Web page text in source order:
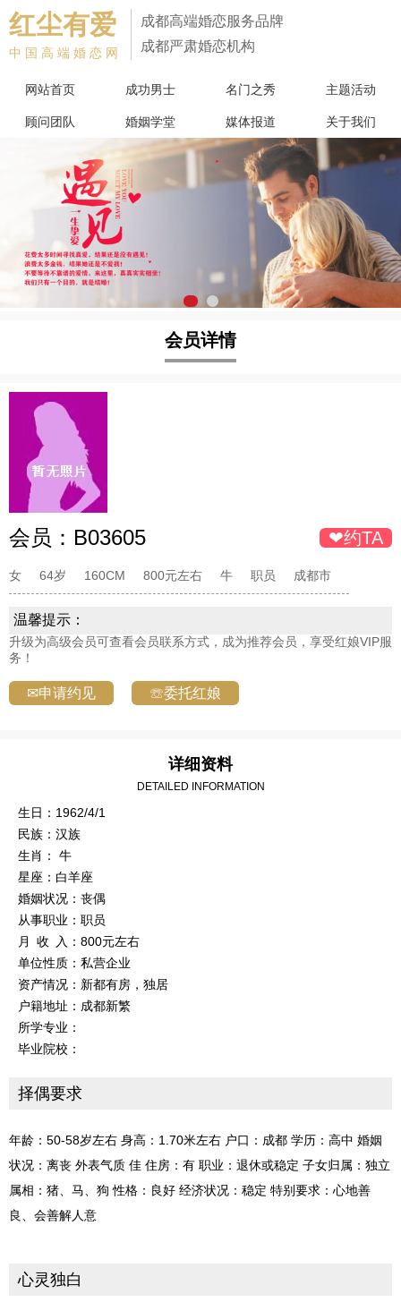
红尘有爱
中国高端婚恋网
成都高端婚恋服务品牌
成都严肃婚恋机构
网站首页 成功男士 名门之秀 主题活动
顾问团队 婚姻学堂 媒体报道 关于我们
会员详情
会员： B03605 ❤约TA
女 64岁 160CM 800元左右 牛 职员 成都市
温馨提示：
升级为高级会员可查看会员联系方式，成为推荐会员，享受红娘VIP服
务！
✉申请约见 ☏委托红娘
详细资料
DETAILED INFORMATION
生日：1962/4/1
民族：汉族
生肖： 牛
星座：白羊座
婚姻状况：丧偶
从事职业：职员
月 收 入：800元左右
单位性质：私营企业
资产情况：新都有房，独居
户籍地址：成都新繁
所学专业：
毕业院校：
择偶要求
年龄：50-58岁左右 身高：1.70米左右 户口：成都 学历：高中 婚姻
状况：离丧 外表气质 佳 住房：有 职业：退休或稳定 子女归属：独立
属相：猪、马、狗 性格：良好 经济状况：稳定 特别要求：心地善
良、会善解人意
心灵独白